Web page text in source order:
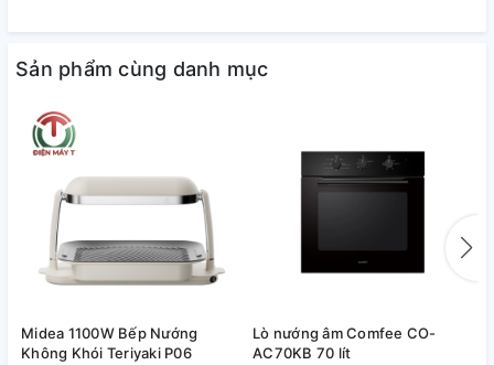
Sản phẩm cùng danh mục
Midea 1100W Bếp Nướng
Không Khói Teriyaki P06
Lò nướng âm Comfee CO-
AC70KB 70 lít